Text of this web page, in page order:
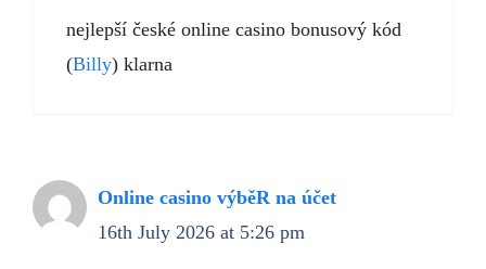
nejlepší české online casino bonusový kód
(Billy) klarna
Online casino výběR na účet
16th July 2026 at 5:26 pm